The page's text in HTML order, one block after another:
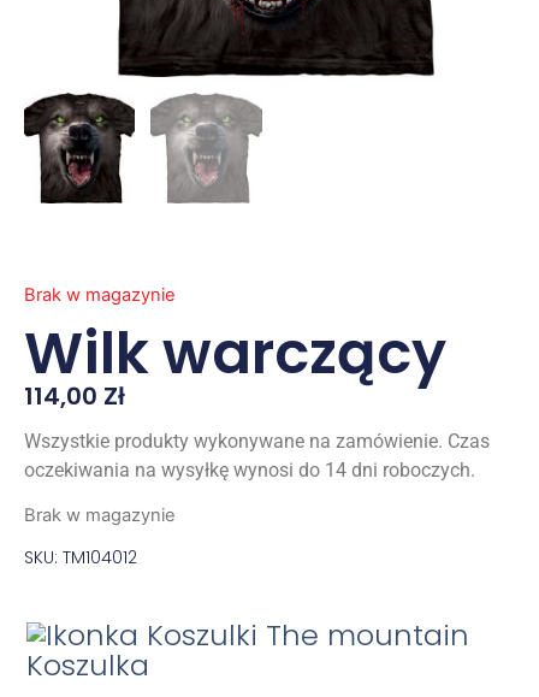
Brak w magazynie
Wilk warczący
114,00 Zł
Wszystkie produkty wykonywane na zamówienie. Czas
oczekiwania na wysyłkę wynosi do 14 dni roboczych.
Brak w magazynie
SKU: TM104012
Koszulka